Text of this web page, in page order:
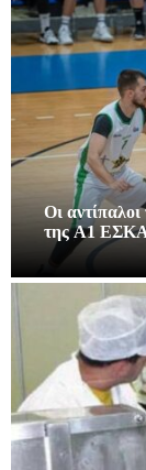
Οι
της A1